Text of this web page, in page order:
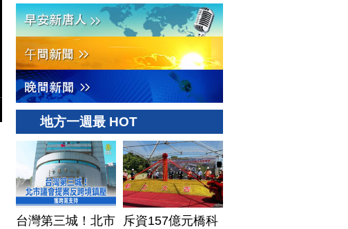
地方一週最 HOT
台灣第三城！北市
斥資157億元橋科